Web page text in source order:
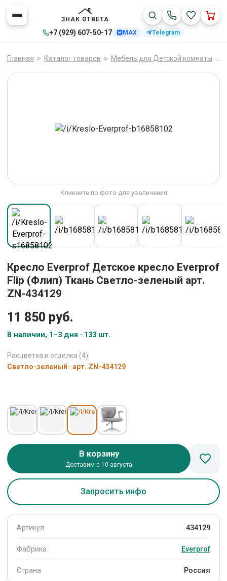
ЗНАК ОТВЕТА
+7 (929) 607-50-17 MAX Telegram
Главная > Каталог товаров > Мебель для Детской комнаты
Кликните по фото для увеличения
Кресло Everprof Детское кресло Everprof
Flip (Флип) Ткань Светло-зеленый арт.
ZN-434129
11 850 руб.
В наличии, 1–3 дня · 133 шт.
Расцветка и отделка (4):
Светло-зеленый · арт. ZN-434129
В корзину
Доставим с 10 августа
Запросить инфо
Артикул 434129
Фабрика Everprof
Страна Россия